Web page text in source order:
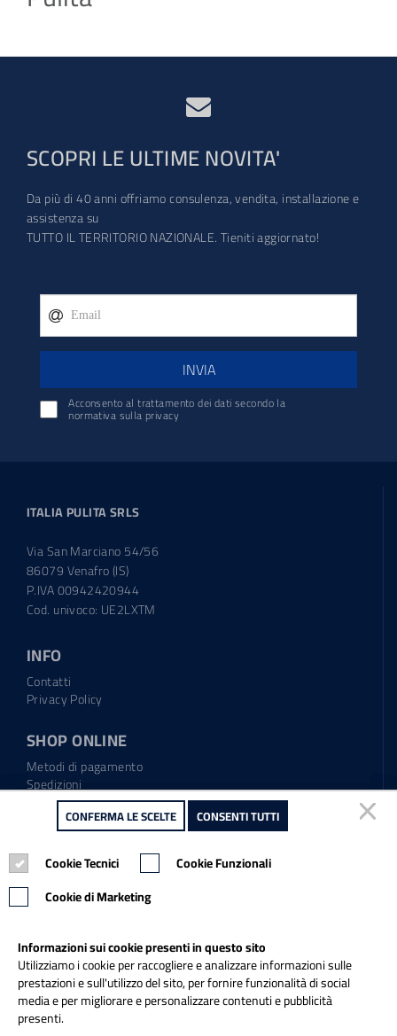
SCOPRI LE ULTIME NOVITA'
Da più di 40 anni offriamo consulenza, vendita, installazione e
assistenza su
TUTTO IL TERRITORIO NAZIONALE. Tieniti aggiornato!
INVIA
Acconsento al trattamento dei dati secondo la
normativa sulla privacy
ITALIA PULITA SRLS
Via San Marciano 54/56
86079 Venafro (IS)
P.IVA 00942420944
Cod. univoco: UE2LXTM
INFO
Contatti
Privacy Policy
SHOP ONLINE
Metodi di pagamento
Spedizioni
Regolamento garanzia
Diritto di recesso
Tel.: 0865.904373
Email:info@italiapulitasrl.it
CONFERMA LE SCELTE CONSENTI TUTTI
Cookie Tecnici
Cookie Funzionali
Cookie di Marketing
Informazioni sui cookie presenti in questo sito
Utilizziamo i cookie per raccogliere e analizzare informazioni sulle
prestazioni e sull'utilizzo del sito, per fornire funzionalità di social
media e per migliorare e personalizzare contenuti e pubblicità
presenti.
CONFERMA LE SCELTE CONSENTI TUTTI
Cookie Tecnici
Cookie Funzionali
Cookie di Marketing
Informazioni sui cookie presenti in questo sito
Utilizziamo i cookie per raccogliere e analizzare informazioni sulle
prestazioni e sull'utilizzo del sito, per fornire funzionalità di social
media e per migliorare e personalizzare contenuti e pubblicità
presenti.